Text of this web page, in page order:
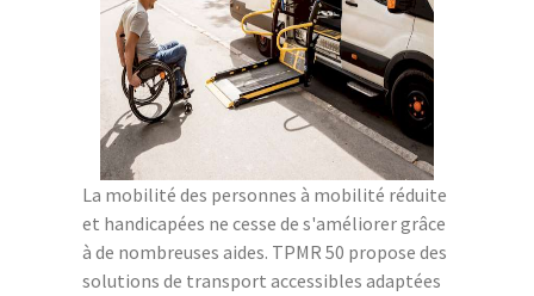
La mobilité des personnes à mobilité réduite
et handicapées ne cesse de s'améliorer grâce
à de nombreuses aides. TPMR 50 propose des
solutions de transport accessibles adaptées